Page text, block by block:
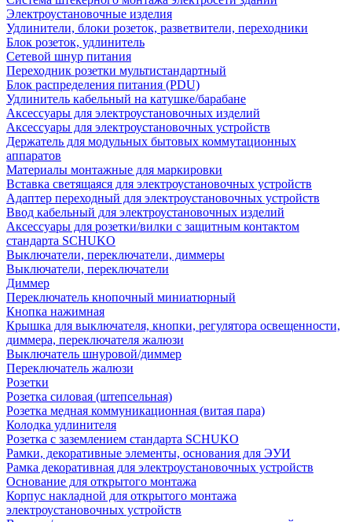
Электроустановочные изделия
Удлинители, блоки розеток, разветвители, переходники
Блок розеток, удлинитель
Сетевой шнур питания
Переходник розетки мультистандартный
Блок распределения питания (PDU)
Удлинитель кабельный на катушке/барабане
Аксессуары для электроустановочных изделий
Аксессуары для электроустановочных устройств
Держатель для модульных бытовых коммутационных
аппаратов
Материалы монтажные для маркировки
Вставка светящаяся для электроустановочных устройств
Адаптер переходный для электроустановочных устройств
Ввод кабельный для электроустановочных изделий
Аксессуары для розетки/вилки с защитным контактом
стандарта SCHUKO
Выключатели, переключатели, диммеры
Выключатели, переключатели
Диммер
Переключатель кнопочный миниатюрный
Кнопка нажимная
Крышка для выключателя, кнопки, регулятора освещенности,
диммера, переключателя жалюзи
Выключатель шнуровой/диммер
Переключатель жалюзи
Розетки
Розетка силовая (штепсельная)
Розетка медная коммуникационная (витая пара)
Колодка удлинителя
Розетка с заземлением стандарта SCHUKO
Рамки, декоративные элементы, основания для ЭУИ
Рамка декоративная для электроустановочных устройств
Основание для открытого монтажа
Корпус накладной для открытого монтажа
электроустановочных устройств